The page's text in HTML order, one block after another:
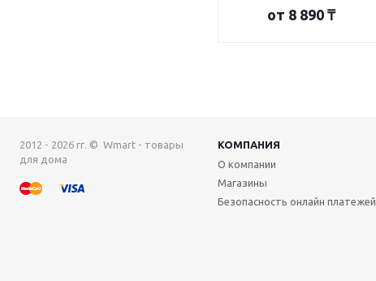
от 8 890 ₸
2012 - 2026 гг. © Wmart - товары
для дома
КОМПАНИЯ
О компании
Магазины
Безопасность онлайн платежей